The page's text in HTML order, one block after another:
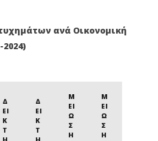
ανά Οικονομική
Δ
ΕΊ
Κ
Τ
Δ
ΕΊ
Κ
Τ
Μ
ΕΊ
Ω
Σ
Η
Μ
ΕΊ
Ω
Σ
Η